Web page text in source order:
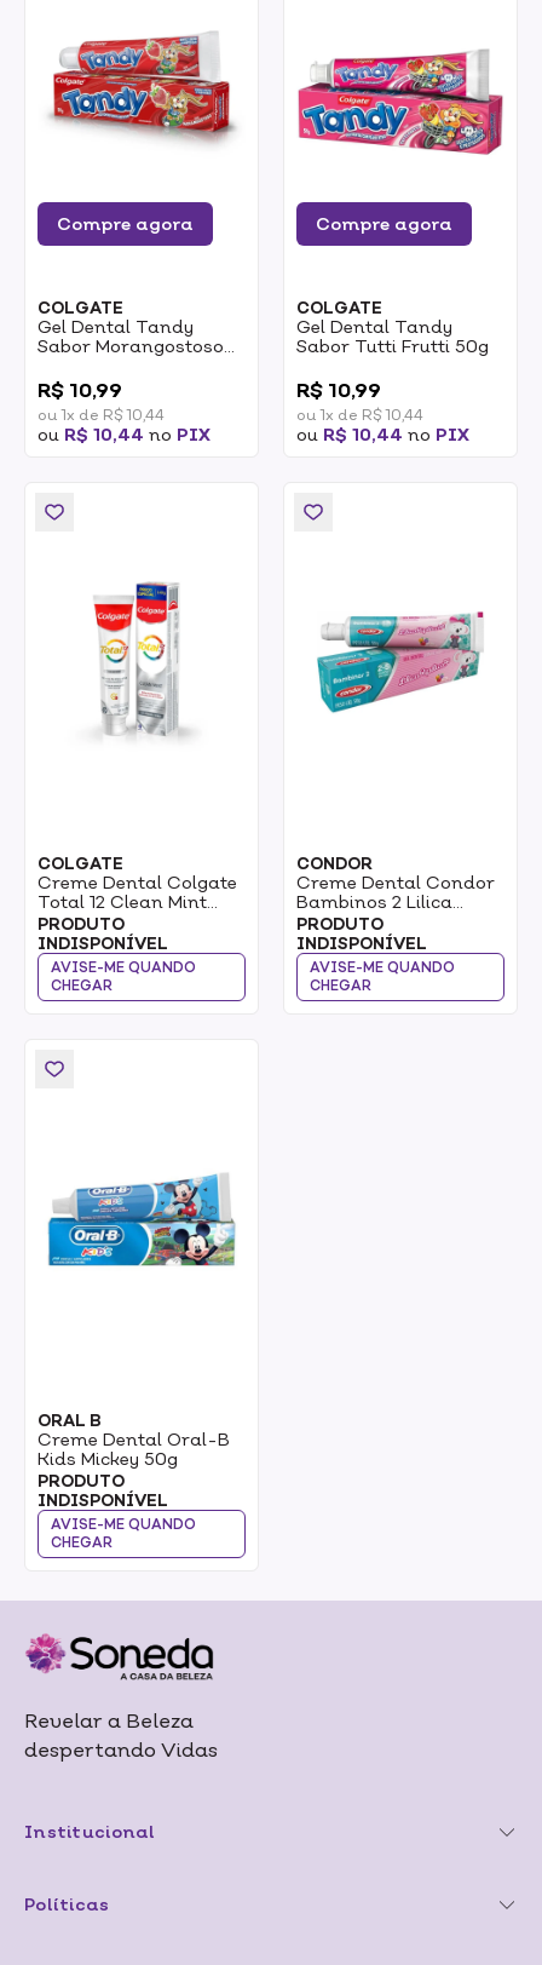
Compre agora
COLGATE
Gel Dental Tandy
Sabor Morangostoso
R$ 10,99
ou 1x de R$ 10,44
ou R$ 10,44 no PIX
Compre agora
COLGATE
Gel Dental Tandy
Sabor Tutti Frutti 50g
R$ 10,99
ou 1x de R$ 10,44
ou R$ 10,44 no PIX
COLGATE
Creme Dental Colgate
Total 12 Clean Mint
140g
PRODUTO
INDISPONÍVEL
AVISE-ME QUANDO
CHEGAR
CONDOR
Creme Dental Condor
Bambinos 2 Lilica
Ripilica 50g
PRODUTO
INDISPONÍVEL
AVISE-ME QUANDO
CHEGAR
ORAL B
Creme Dental Oral-B
Kids Mickey 50g
PRODUTO
INDISPONÍVEL
AVISE-ME QUANDO
CHEGAR
Revelar a Beleza
despertando Vidas
Institucional
Políticas